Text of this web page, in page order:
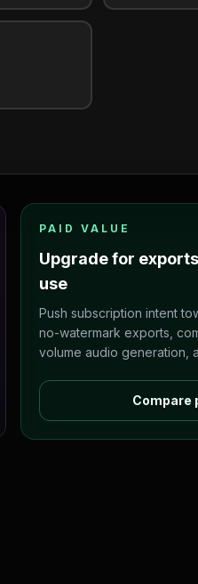
PAID VALUE
Upgrade for
use
Push subscription intent
no-watermark exports,
volume audio generation,
Compare